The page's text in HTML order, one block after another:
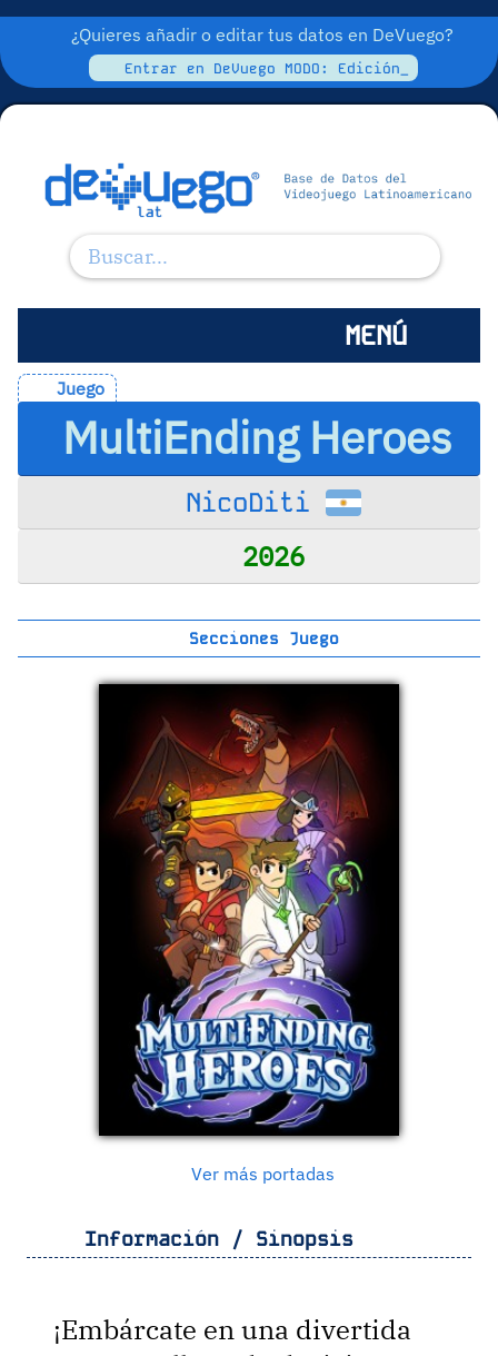
¿Quieres añadir o editar tus datos en DeVuego?
Entrar en DeVuego MODO: Edición_
MENÚ
Juego
MultiEnding Heroes
NicoDiti
2026
Secciones Juego
Ver más portadas
Información / Sinopsis
¡Embárcate en una divertida